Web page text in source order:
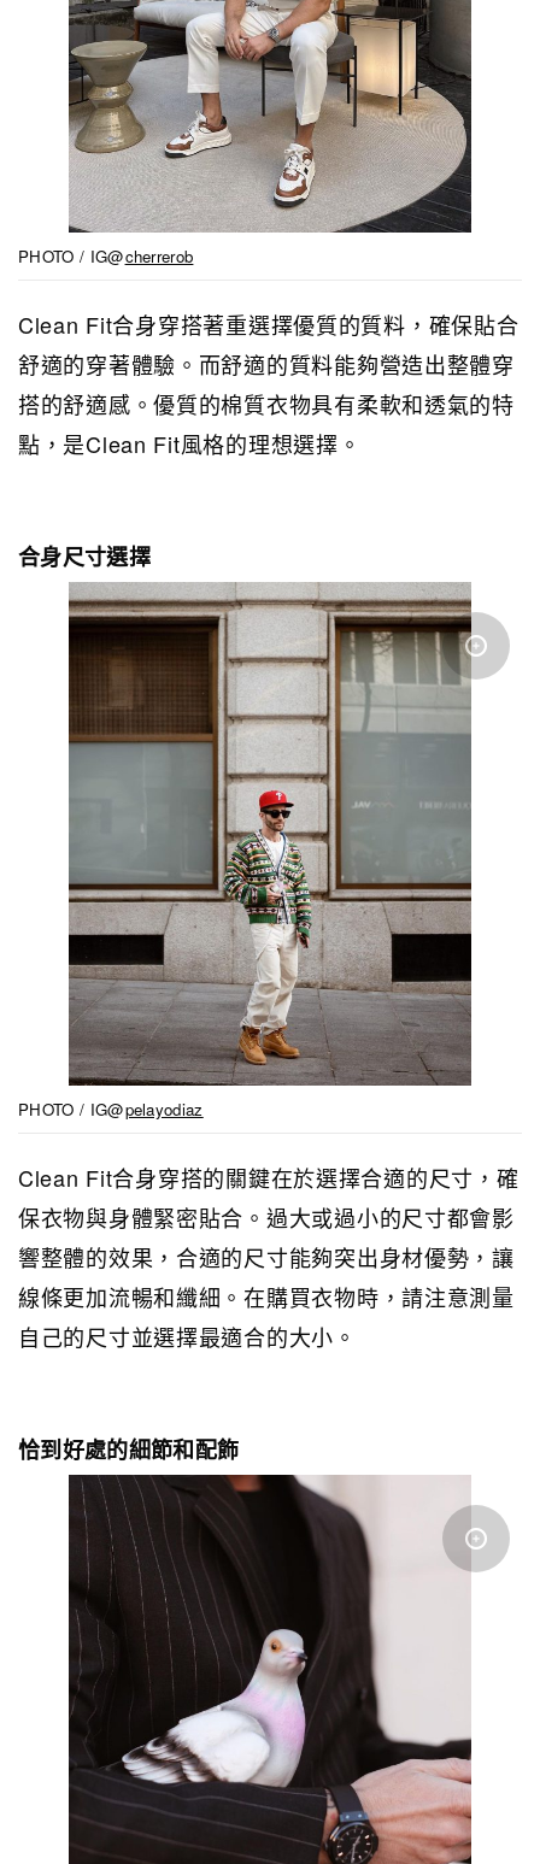
PHOTO / IG@cherrerob
Clean Fit合身穿搭著重選擇優質的質料，確保貼合
舒適的穿著體驗。而舒適的質料能夠營造出整體穿
搭的舒適感。優質的棉質衣物具有柔軟和透氣的特
點，是Clean Fit風格的理想選擇。
合身尺寸選擇
PHOTO / IG@pelayodiaz
Clean Fit合身穿搭的關鍵在於選擇合適的尺寸，確
保衣物與身體緊密貼合。過大或過小的尺寸都會影
響整體的效果，合適的尺寸能夠突出身材優勢，讓
線條更加流暢和纖細。在購買衣物時，請注意測量
自己的尺寸並選擇最適合的大小。
恰到好處的細節和配飾